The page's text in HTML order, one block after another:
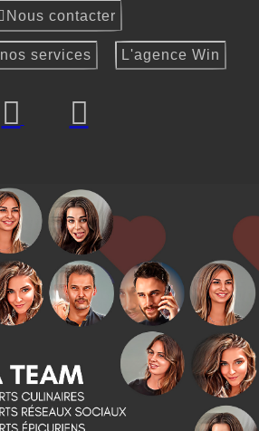
Nous contacter
Restaurateurs: nos services L'agence Win